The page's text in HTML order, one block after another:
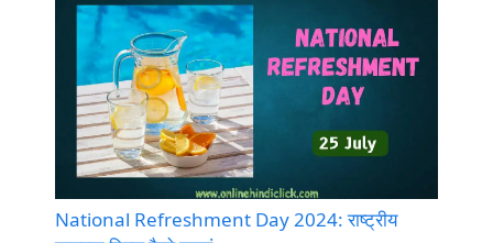
National Refreshment Day 2024: राष्ट्रीय